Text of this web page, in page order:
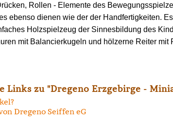
Rollen - Elemente des
ebenso dienen wie der der Handfertigkeiten.
Holzspielzeug der Sinnesbildung des
mit Balancierkugeln und hölzerne Reiter mit
Links zu "Dregeno Erzgebirge -
Dregeno Seiffen eG